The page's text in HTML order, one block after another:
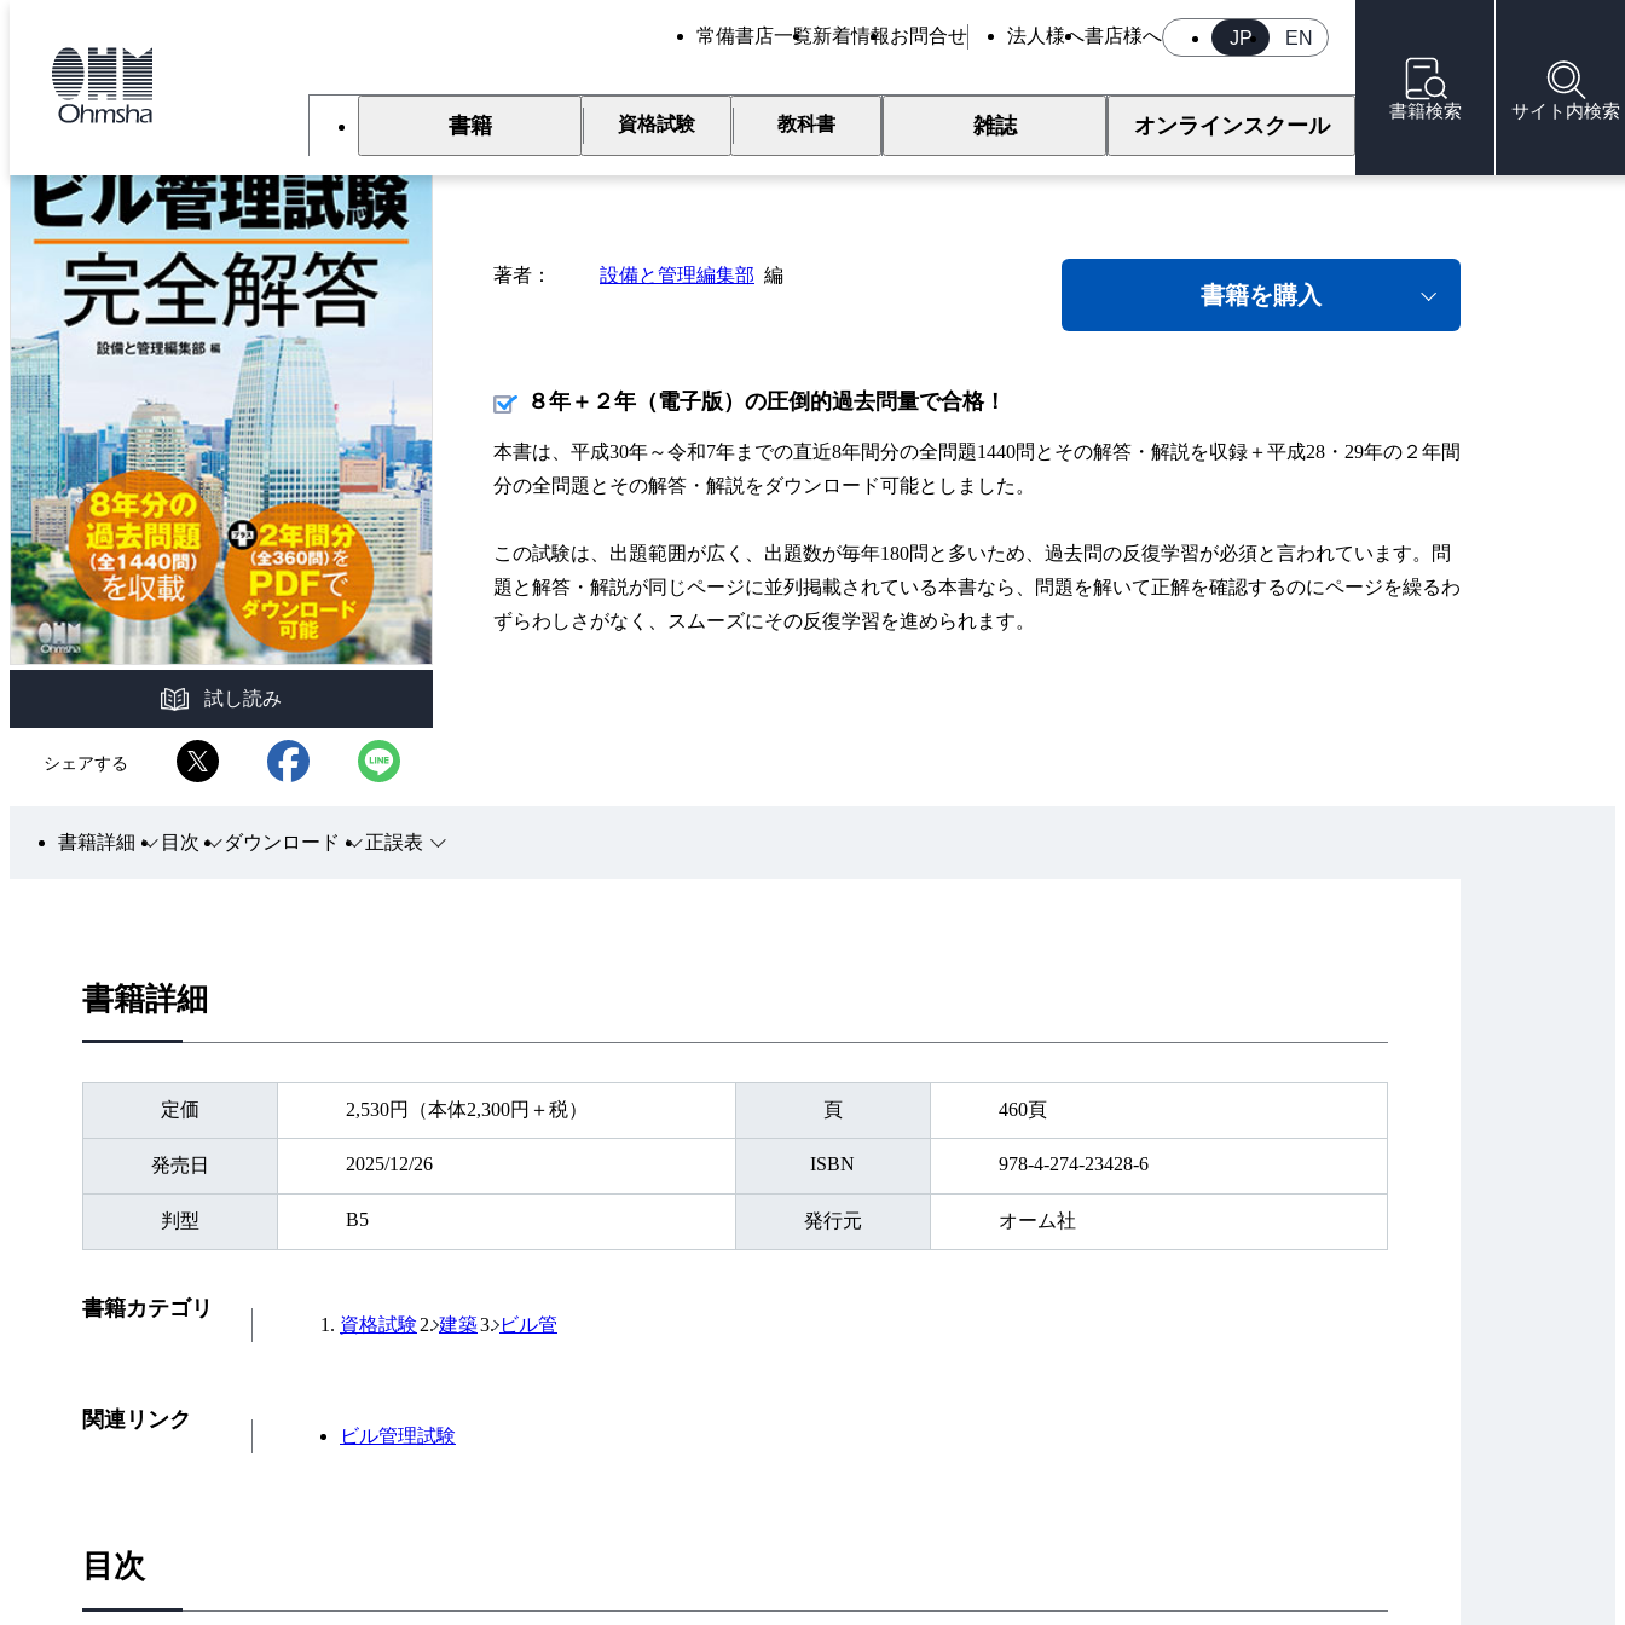
JP EN
常備書店一覧新着情報お問合せ 法人様へ書店様へ
書籍 資格試験 教科書 雑誌 オンラインスクール
書籍検索 サイト内検索
2026年版 ビル管理試験完全解答
試し読み
シェアする
著者 設備と管理編集部 編
書籍を購入
８年＋２年（電子版）の圧倒的過去問量で合格！
本書は、平成30年～令和7年までの直近8年間分の全問題1440問とその解答・解説を収録＋平成28・29年の２年間
分の全問題とその解答・解説をダウンロード可能としました。
この試験は、出題範囲が広く、出題数が毎年180問と多いため、過去問の反復学習が必須と言われています。問
題と解答・解説が同じページに並列掲載されている本書なら、問題を解いて正解を確認するのにページを繰るわ
ずらわしさがなく、スムーズにその反復学習を進められます。
書籍詳細 目次 ダウンロード 正誤表
書籍詳細
定価 2,530円（本体2,300円＋税） 頁 460頁
発売日 2025/12/26 ISBN 978-4-274-23428-6
判型 B5 発行元 オーム社
書籍カテゴリ
資格試験 建築 ビル管
関連リンク
ビル管理試験
目次